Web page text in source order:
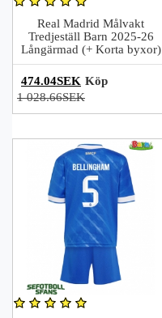
Real Madrid Målvakt
Tredjeställ Barn 2025-26
Långärmad (+ Korta byxor)
474.04SEK
1 028.66SEK
Köp